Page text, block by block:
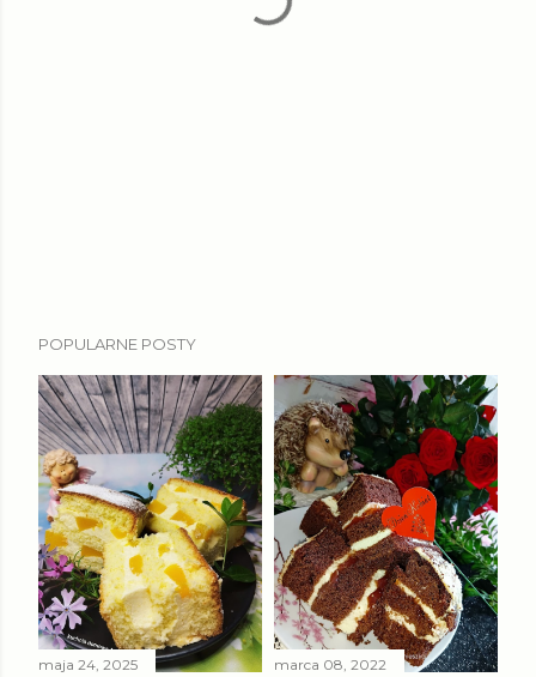
POPULARNE POSTY
maja 24, 2025 marca 08, 2022